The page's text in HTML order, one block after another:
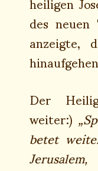
des
anzeigte,
Der
weiter:)
betet